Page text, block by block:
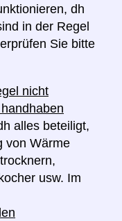
dh
in der Regel
Sie bitte
nicht
alles beteiligt,
von Wärme
usw. Im